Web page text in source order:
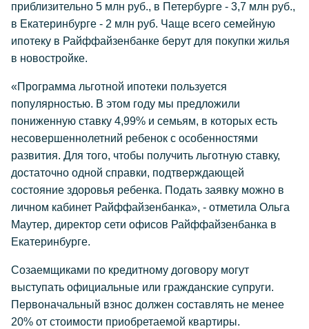
приблизительно 5 млн руб., в Петербурге - 3,7 млн руб.,
в Екатеринбурге - 2 млн руб. Чаще всего семейную
ипотеку в Райффайзенбанке берут для покупки жилья
в новостройке.
«Программа льготной ипотеки пользуется
популярностью. В этом году мы предложили
пониженную ставку 4,99% и семьям, в которых есть
несовершеннолетний ребенок с особенностями
развития. Для того, чтобы получить льготную ставку,
достаточно одной справки, подтверждающей
состояние здоровья ребенка. Подать заявку можно в
личном кабинет Райффайзенбанка», - отметила Ольга
Маутер, директор сети офисов Райффайзенбанка в
Екатеринбурге.
Созаемщиками по кредитному договору могут
выступать официальные или гражданские супруги.
Первоначальный взнос должен составлять не менее
20% от стоимости приобретаемой квартиры.